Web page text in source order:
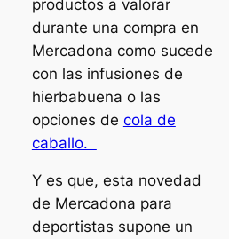
productos a valorar
durante una compra en
Mercadona como sucede
con las infusiones de
hierbabuena o las
opciones de cola de
caballo.
Y es que, esta novedad
de Mercadona para
deportistas supone un